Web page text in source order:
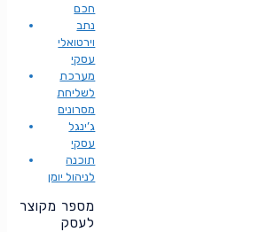
חכם
נתב
וירטואלי
עסקי
מערכת
לשליחת
מסרונים
ג’ינגל
עסקי
תוכנה
לניהול יומן
מספר מקוצר
לעסק